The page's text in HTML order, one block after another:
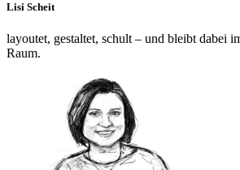
Lisi Scheit
layoutet, gestaltet, schult – und bleibt dabei
Raum.